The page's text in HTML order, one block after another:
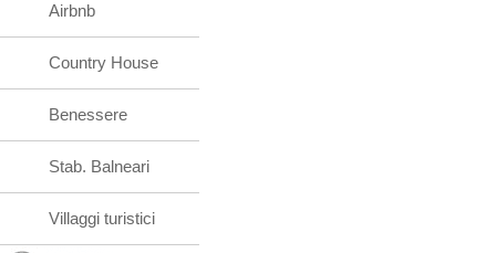
Airbnb
Country House
Benessere
Stab. Balneari
Villaggi turistici